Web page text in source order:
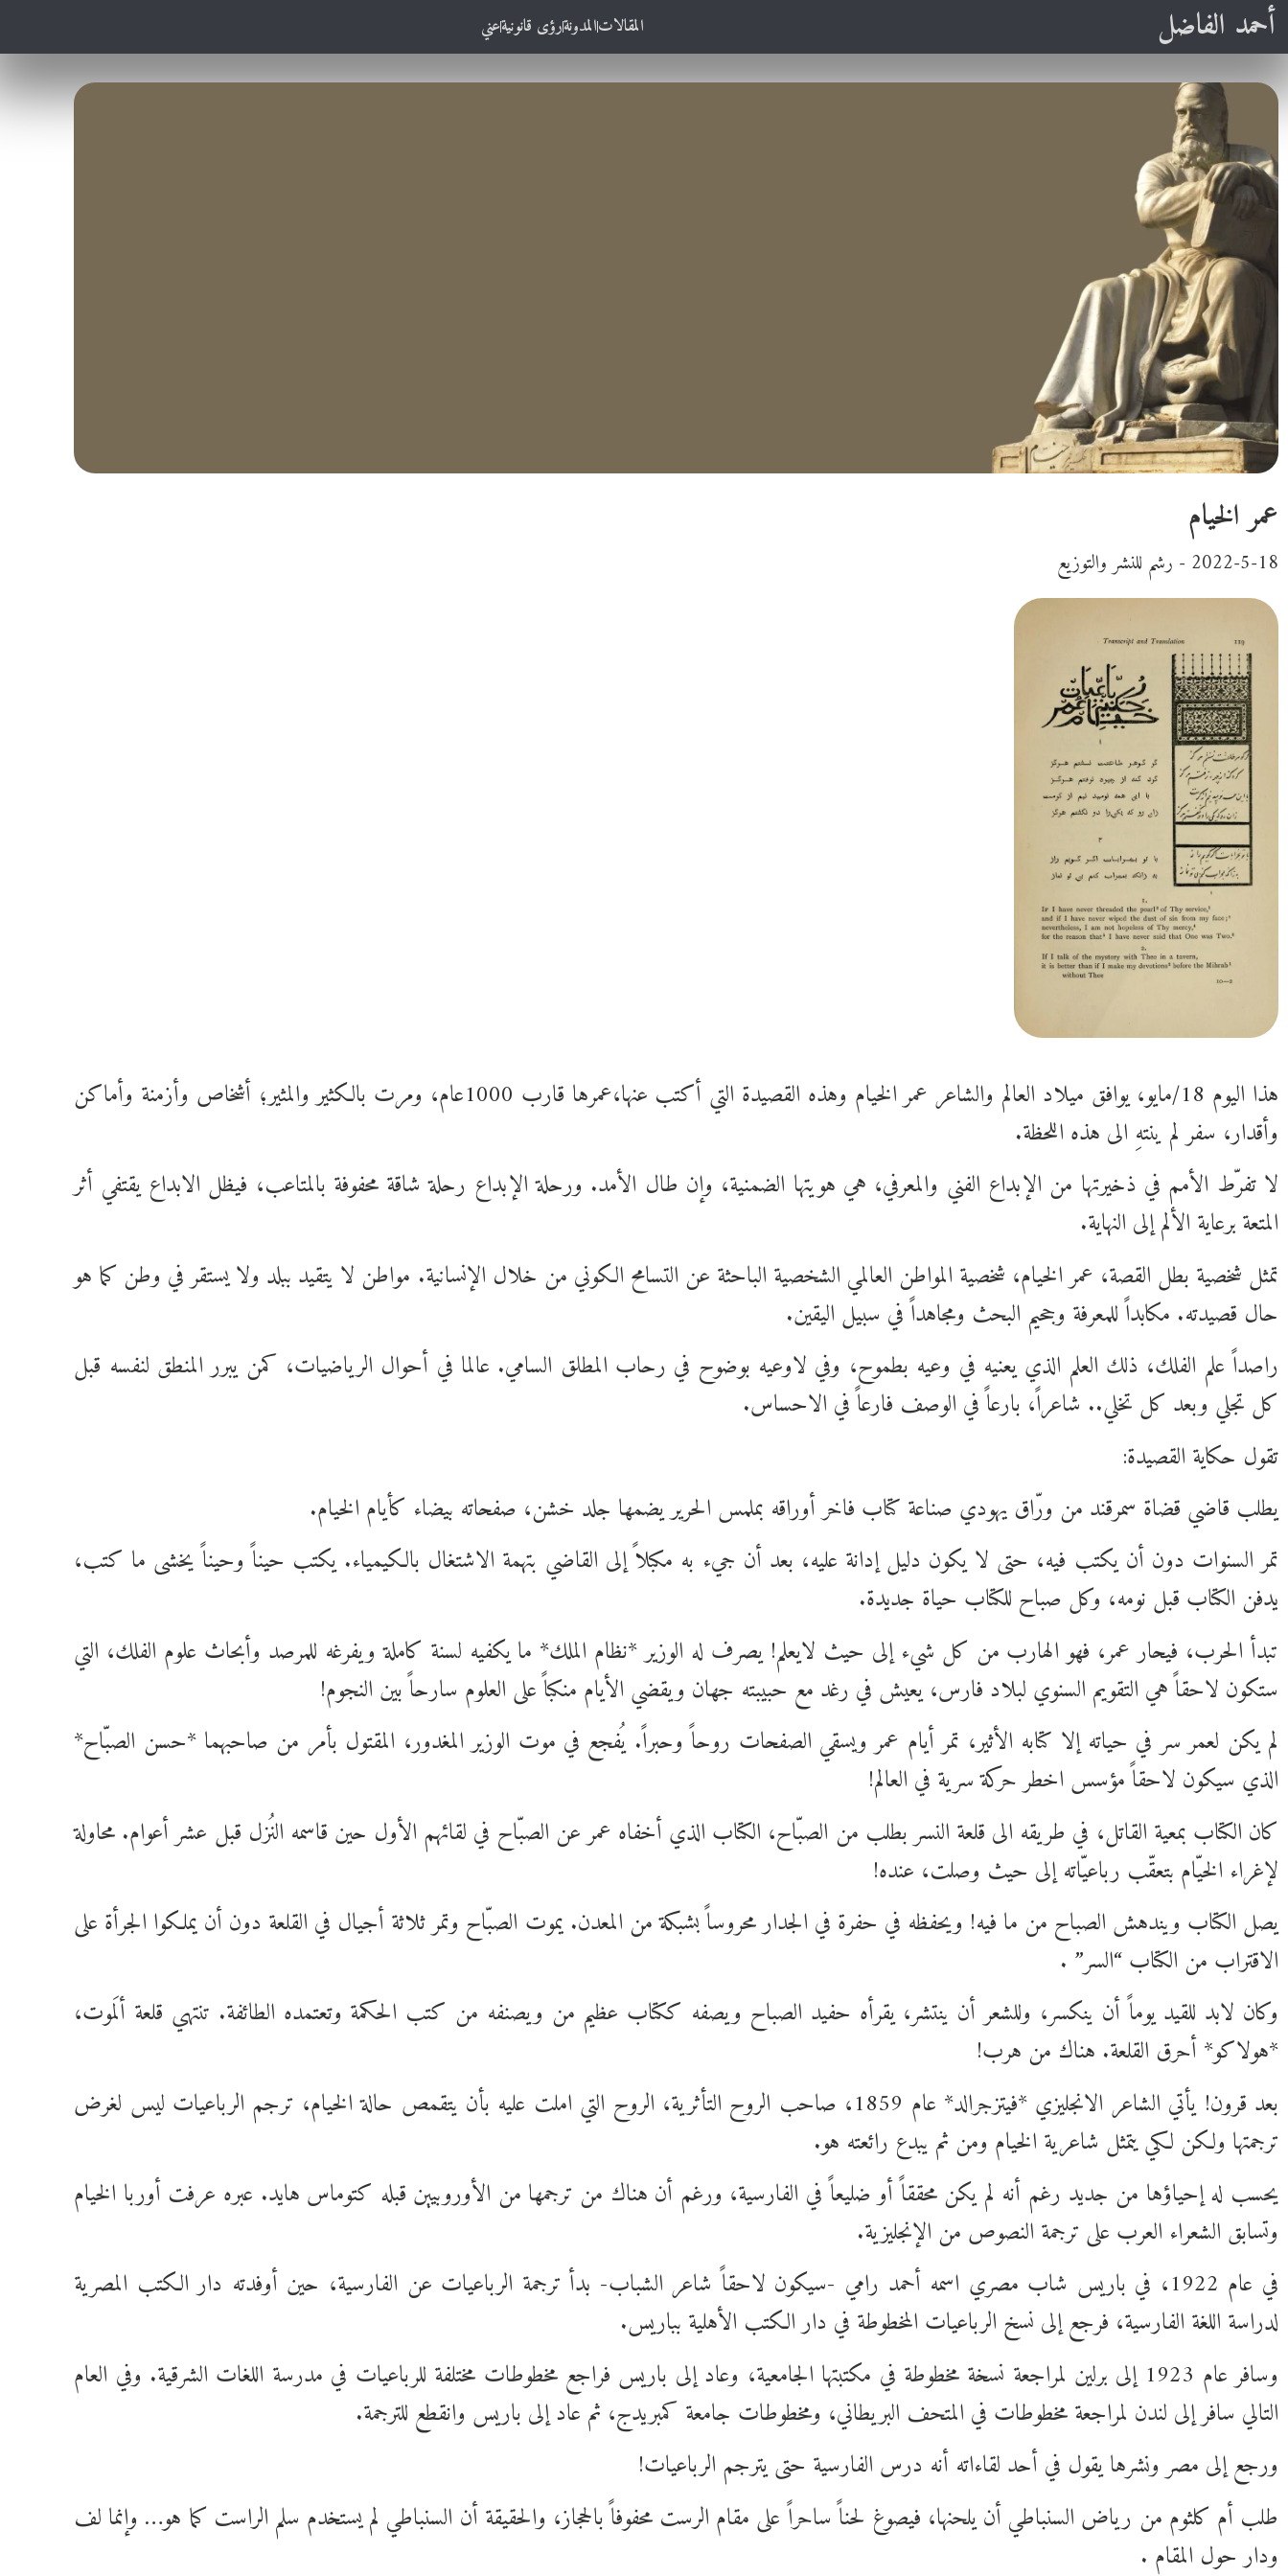
أحمد الفاضل المقالاتالمدونةرؤى قانونيةعني
عمر الخيام
2022-5-18 - رشم للنشر والتوزيع
هذا اليوم 18/مايو، يوافق ميلاد العالم والشاعر عمر الخيام وهذه القصيدة التي أكتب عنها،عمرها قارب 1000عام، ومرت بالكثير والمثير؛ أشخاص وأزمنة وأماكن
وأقدار، سفر لم ينتهِ الى هذه اللحظة.
لا تفرّط الأمم في ذخيرتها من الإبداع الفني والمعرفي، هي هويتها الضمنية، وإن طال الأمد. ورحلة الإبداع رحلة شاقة محفوفة بالمتاعب، فيظل الابداع يقتفي أثر
المتعة برعاية الألم إلى النهاية.
تمثل شخصية بطل القصة، عمر الخيام، شخصية المواطن العالمي الشخصية الباحثة عن التسامح الكوني من خلال الإنسانية. مواطن لا يتقيد ببلد ولا يستقر في وطن كما هو
حال قصيدته. مكابداً للمعرفة وجحيم البحث ومجاهداً في سبيل اليقين.
راصداً علم الفلك، ذلك العلم الذي يعنيه في وعيه بطموح، وفي لاوعيه بوضوح في رحاب المطلق السامي. عالما في أحوال الرياضيات، كمن يبرر المنطق لنفسه قبل
كل تجلي وبعد كل تخلي.. شاعراً، بارعاً في الوصف فارعاً في الاحساس.
تقول حكاية القصيدة:
يطلب قاضي قضاة سمرقند من ورّاق يهودي صناعة كتاب فاخر أوراقه بملمس الحرير يضمها جلد خشن، صفحاته بيضاء كأيام الخيام.
تمر السنوات دون أن يكتب فيه، حتى لا يكون دليل إدانة عليه، بعد أن جيء به مكبلاً إلى القاضي بتهمة الاشتغال بالكيمياء. يكتب حيناً وحيناً يخشى ما كتب،
يدفن الكتاب قبل نومه، وكل صباح للكتاب حياة جديدة.
تبدأ الحرب، فيحار عمر، فهو الهارب من كل شيء إلى حيث لايعلم! يصرف له الوزير *نظام الملك* ما يكفيه لسنة كاملة ويفرغه للمرصد وأبحاث علوم الفلك، التي
ستكون لاحقاً هي التقويم السنوي لبلاد فارس، يعيش في رغد مع حبيبته جهان ويقضي الأيام منكباً على العلوم سارحاً بين النجوم!
لم يكن لعمر سر في حياته إلا كتابه الأثير، تمر أيام عمر ويسقي الصفحات روحاً وحبراً. يُفجع في موت الوزير المغدور، المقتول بأمر من صاحبهما *حسن الصبّاح*
الذي سيكون لاحقاً مؤسس اخطر حركة سرية في العالم!
كان الكتاب بمعية القاتل، في طريقه الى قلعة النسر بطلب من الصبّاح، الكتاب الذي أخفاه عمر عن الصبّاح في لقائهم الأول حين قاسمه النُزل قبل عشر أعوام. محاولة
لإغراء الخيّام بتعقّب رباعيّاته إلى حيث وصلت، عنده!
يصل الكتاب ويندهش الصباح من ما فيه! ويحفظه في حفرة في الجدار محروساً بشبكة من المعدن. يموت الصبّاح وتمر ثلاثة أجيال في القلعة دون أن يملكوا الجرأة على
الاقتراب من الكتاب “السر” .
وكان لابد للقيد يوماً أن ينكسر، وللشعر أن ينتشر، يقرأه حفيد الصباح ويصفه ككتاب عظيم من ويصنفه من كتب الحكمة وتعتمده الطائفة. تنتهي قلعة ألَموت،
*هولاكو* أحرق القلعة. هناك من هرب!
بعد قرون! يأتي الشاعر الانجليزي *فيتزجرالد* عام 1859، صاحب الروح التأثرية، الروح التي املت عليه بأن يتقمص حالة الخيام، ترجم الرباعيات ليس لغرض
ترجمتها ولكن لكي يتمثل شاعرية الخيام ومن ثم يبدع رائعته هو.
يحسب له إحياؤها من جديد رغم أنه لم يكن محققاً أو ضليعاً في الفارسية، ورغم أن هناك من ترجمها من الأوروبيين قبله كتوماس هايد. عبره عرفت أوربا الخيام
وتسابق الشعراء العرب على ترجمة النصوص من الإنجليزية.
في عام 1922، في باريس شاب مصري اسمه
أحمد رامي -سيكون لاحقاً شاعر الشباب- بدأ ترجمة الرباعيات عن الفارسية، حين أوفدته دار الكتب المصرية
لدراسة اللغة الفارسية، فرجع إلى نسخ الرباعيات المخطوطة في دار الكتب الأهلية بباريس.
وسافر عام 1923 إلى برلين لمراجعة نسخة مخطوطة في مكتبتها الجامعية، وعاد إلى باريس فراجع مخطوطات مختلفة للرباعيات في مدرسة اللغات الشرقية. وفي العام
التالي سافر إلى لندن لمراجعة مخطوطات في المتحف البريطاني، ومخطوطات جامعة كمبريدج، ثم عاد إلى باريس وانقطع للترجمة.
ورجع إلى مصر ونشرها يقول في أحد لقاءاته أنه درس الفارسية حتى يترجم الرباعيات!
طلبأم كلثوم من رياض السنباطيأن يلحنها، فيصوغ لحناً ساحراً على مقام الرست محفوفاً بالحجاز، والحقيقة أن السنباطي لم يستخدم سلم الراست كما هو… وإنما لف
ودار حول المقام .